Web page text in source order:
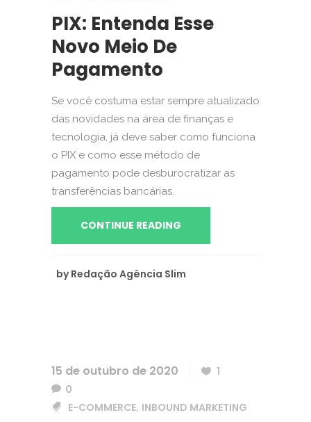
PIX: Entenda Esse
Novo Meio De
Pagamento
Se você costuma estar sempre atualizado
das novidades na área de finanças e
tecnologia, já deve saber como funciona
o PIX e como esse método de
pagamento pode desburocratizar as
transferências bancárias.
CONTINUE READING
by Redação Agência Slim
15 de outubro de 2020
1
0
E-COMMERCE, INBOUND MARKETING